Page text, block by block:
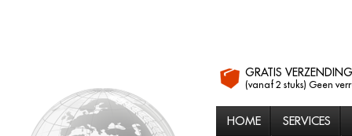
GRATIS VERZENDING
(vanaf 2 stuks) Geen
HOME SERVICES